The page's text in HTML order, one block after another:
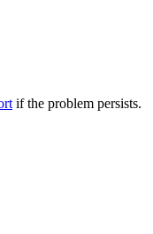
if the problem persists.